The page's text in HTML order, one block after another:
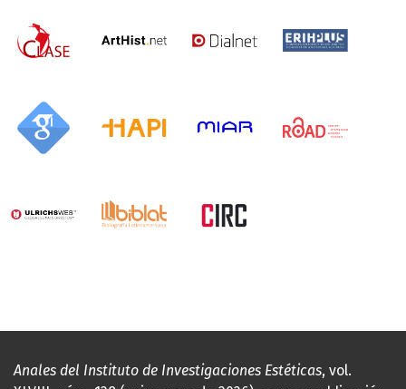
Anales del Instituto de Investigaciones Estéticas, vol.